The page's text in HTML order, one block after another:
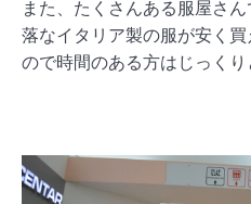
また、たくさんある服屋さ
落なイタリア製の服が安く
ので時間のある方はじっくり